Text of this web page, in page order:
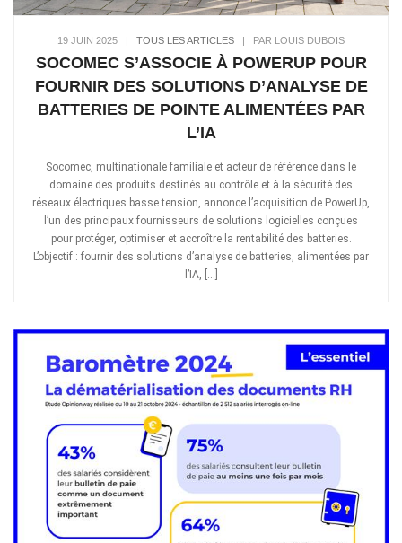
19 JUIN 2025 TOUS LES ARTICLES PAR LOUIS DUBOIS
SOCOMEC S’ASSOCIE À POWERUP POUR
FOURNIR DES SOLUTIONS D’ANALYSE DE
BATTERIES DE POINTE ALIMENTÉES PAR
L’IA
Socomec, multinationale familiale et acteur de référence dans le
domaine des produits destinés au contrôle et à la sécurité des
réseaux électriques basse tension, annonce l’acquisition de PowerUp,
l’un des principaux fournisseurs de solutions logicielles conçues
pour protéger, optimiser et accroître la rentabilité des batteries.
L’objectif : fournir des solutions d’analyse de batteries, alimentées par
l’IA, […]